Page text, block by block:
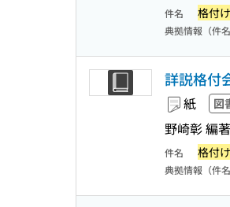
件名 格付け
典拠情報（件
詳説格付
紙 図
野崎彰 編
件名 格付け
典拠情報（件